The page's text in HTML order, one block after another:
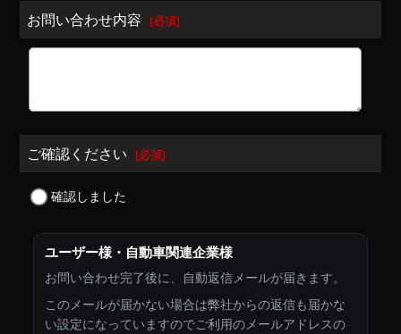
お問い合わせ内容 [必須]
ご確認ください [必須]
確認しました
ユーザー様・自動車関連企業様
お問い合わせ完了後に、自動返信メールが届きます。
このメールが届かない場合は弊社からの返信も届かな
い設定になっていますのでご利用のメールアドレスの